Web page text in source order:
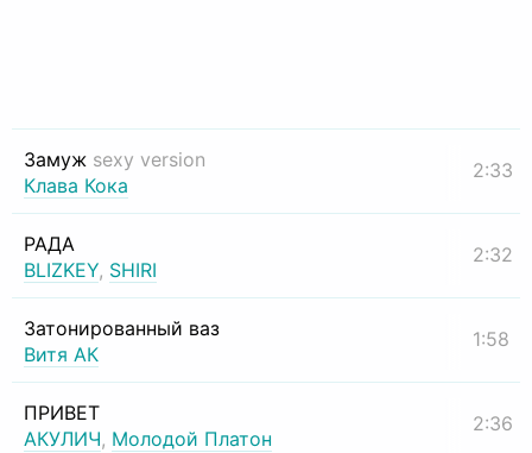
Замуж sexy version
Клава Кока
2:33
РАДА
BLIZKEY, SHIRI
2:32
Затонированный ваз
Витя АК
1:58
ПРИВЕТ
АКУЛИЧ, Молодой Платон
2:36